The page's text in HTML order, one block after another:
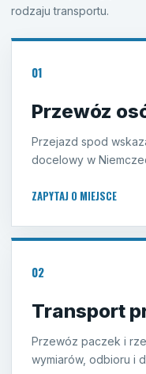
rodzaju transportu.
01
Przewóz
Przejazd spod
docelowy w
ZAPYTAJ O MIEJSCE
02
Transport
Przewóz paczek i
wymiarów, odbioru i